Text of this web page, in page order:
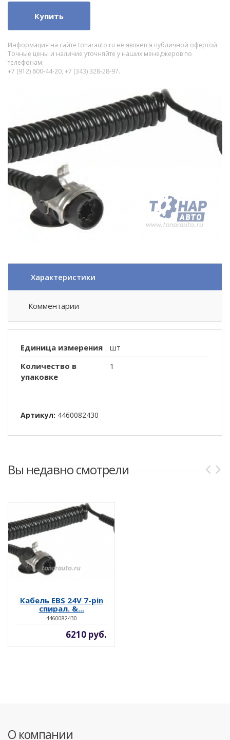
Купить
Информация на сайте tonarauto.ru не является публичной офертой.
Точные цены и наличие уточняйте у наших менеджеров по
телефонам:
+7 (912) 600-44-20, +7 (343) 328-28-97.
Характеристики
Комментарии
Единица измерения
шт
Количество в
упаковке
1
Артикул: 4460082430
Вы недавно смотрели
Кабель EBS 24V 7-pin
спирал. &...
4460082430
6210 руб.
О компании